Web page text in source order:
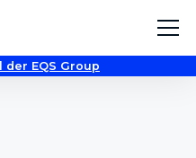
EQS Group